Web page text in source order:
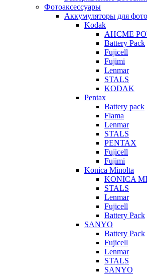
Фотоаксессуары
Аккумуляторы для
Kodak
AHCME
Battery Pack
Fujicell
Fujimi
Lenmar
STALS
KODAK
Pentax
Battery pack
Flama
Lenmar
STALS
PENTAX
Fujicell
Fujimi
Konica Minolta
KONICA
STALS
Lenmar
Fujicell
Battery Pack
SANYO
Battery Pack
Fujicell
Lenmar
STALS
SANYO